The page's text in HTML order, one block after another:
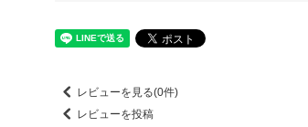
レビューを見る(0件)
レビューを投稿